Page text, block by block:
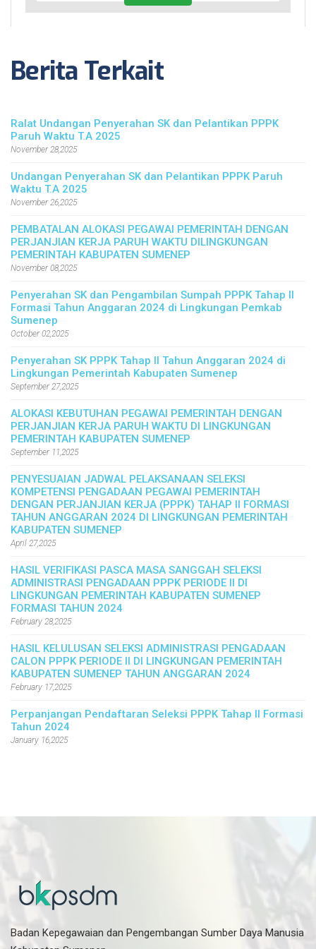
Berita Terkait
Ralat Undangan Penyerahan SK dan Pelantikan PPPK
Paruh Waktu T.A 2025
November 28,2025
Undangan Penyerahan SK dan Pelantikan PPPK Paruh
Waktu T.A 2025
November 26,2025
PEMBATALAN ALOKASI PEGAWAI PEMERINTAH DENGAN
PERJANJIAN KERJA PARUH WAKTU DILINGKUNGAN
PEMERINTAH KABUPATEN SUMENEP
November 08,2025
Penyerahan SK dan Pengambilan Sumpah PPPK Tahap II
Formasi Tahun Anggaran 2024 di Lingkungan Pemkab
Sumenep
October 02,2025
Penyerahan SK PPPK Tahap II Tahun Anggaran 2024 di
Lingkungan Pemerintah Kabupaten Sumenep
September 27,2025
ALOKASI KEBUTUHAN PEGAWAI PEMERINTAH DENGAN
PERJANJIAN KERJA PARUH WAKTU DI LINGKUNGAN
PEMERINTAH KABUPATEN SUMENEP
September 11,2025
PENYESUAIAN JADWAL PELAKSANAAN SELEKSI
KOMPETENSI PENGADAAN PEGAWAI PEMERINTAH
DENGAN PERJANJIAN KERJA (PPPK) TAHAP II FORMASI
TAHUN ANGGARAN 2024 DI LINGKUNGAN PEMERINTAH
KABUPATEN SUMENEP
April 27,2025
HASIL VERIFIKASI PASCA MASA SANGGAH SELEKSI
ADMINISTRASI PENGADAAN PPPK PERIODE II DI
LINGKUNGAN PEMERINTAH KABUPATEN SUMENEP
FORMASI TAHUN 2024
February 28,2025
HASIL KELULUSAN SELEKSI ADMINISTRASI PENGADAAN
CALON PPPK PERIODE II DI LINGKUNGAN PEMERINTAH
KABUPATEN SUMENEP TAHUN ANGGARAN 2024
February 17,2025
Perpanjangan Pendaftaran Seleksi PPPK Tahap II Formasi
Tahun 2024
January 16,2025
Badan Kepegawaian dan Pengembangan Sumber Daya Manusia